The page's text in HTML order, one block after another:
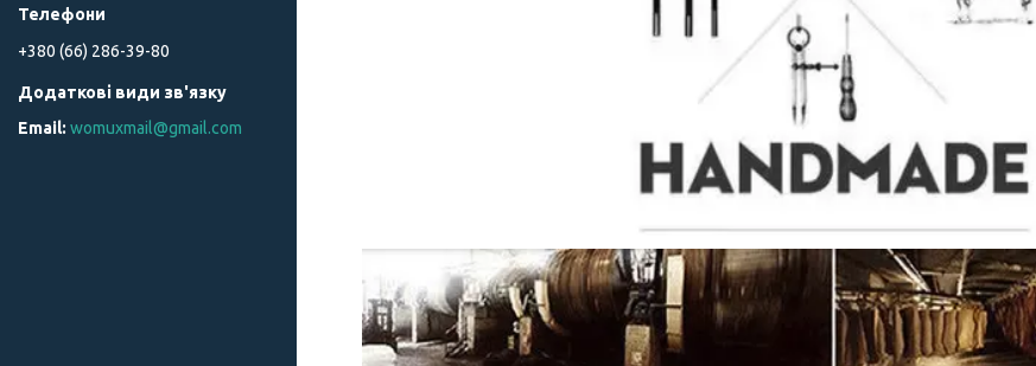
+380 (66) 286-39-80
womuxmail@gmail.com